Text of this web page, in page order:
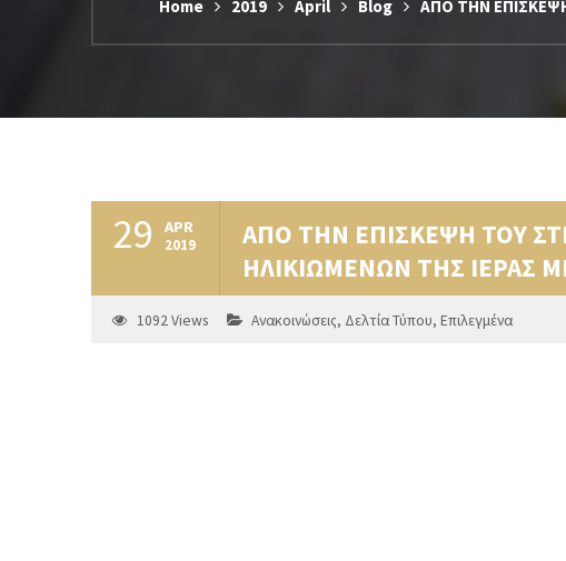
Home 2019 April Blog
ΑΠΟ ΤΗΝ
29 APR
2019
ΑΠΟ ΤΗΝ ΕΠΙΣΚΕΨΗ ΤΟΥ
ΗΛΙΚΙΩΜΕΝΩΝ ΤΗΣ ΙΕΡΑΣ
1092Views Ανακοινώσεις, Δελτία Τύπου, Επιλεγμένα